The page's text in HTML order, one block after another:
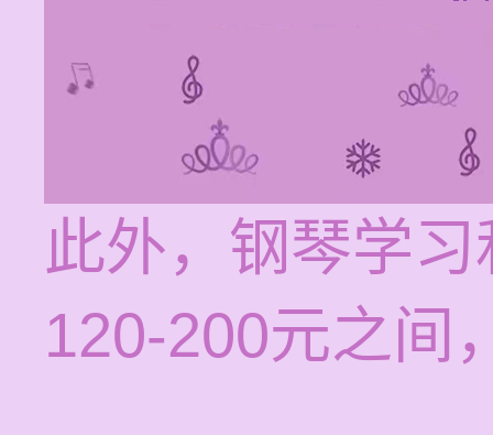
此外，钢琴学
120-200元之间